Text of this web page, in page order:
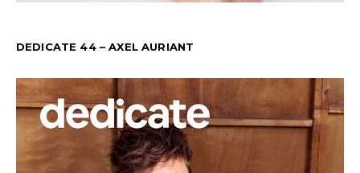
DEDICATE 44 – AXEL AURIANT